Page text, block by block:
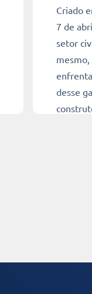
Criado
7 de
setor
desse